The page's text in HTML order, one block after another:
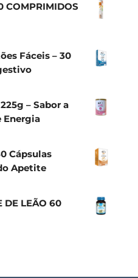
COMPRIMIDOS
Fáceis – 30
– Sabor a
Energia
Cápsulas
Apetite
DE LEÃO 60